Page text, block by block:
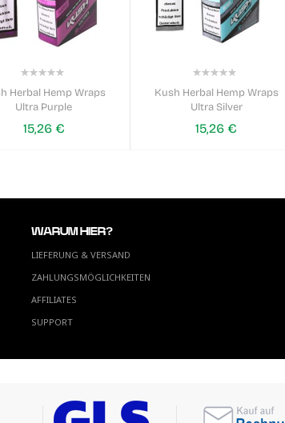
Herbal Hemp Wraps
Ultra Purple
15,26 €
Kush Herbal Hemp Wraps
Ultra Silver
15,26 €
WARUM HIER?
LIEFERUNG & VERSAND
ZAHLUNGSMÖGLICHKEITEN
AFFILIATES
SUPPORT